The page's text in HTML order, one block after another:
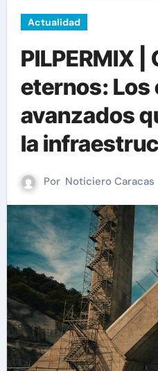
Actualidad
PILPERMIX
eternos:
avanzados
la
Por Noticiero Caracas